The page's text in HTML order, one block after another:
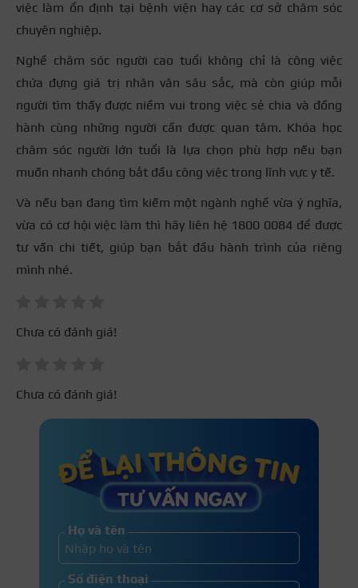
việc làm ổn định tại bệnh viện hay các cơ sở chăm sóc
chuyên nghiệp.
Nghề chăm sóc người cao tuổi không chỉ là công việc
chứa đựng giá trị nhân văn sâu sắc, mà còn giúp mỗi
người tìm thấy được niềm vui trong việc sẻ chia và đồng
hành cùng những người cần được quan tâm. Khóa học
chăm sóc người lớn tuổi là lựa chọn phù hợp nếu bạn
muốn nhanh chóng bắt đầu công việc trong lĩnh vực y tế.
Và nếu bạn đang tìm kiếm một ngành nghề vừa ý nghĩa,
vừa có cơ hội việc làm thì hãy liên hệ 1800 0084 để được
tư vấn chi tiết, giúp bạn bắt đầu hành trình của riêng
mình nhé.
Chưa có đánh giá!
Chưa có đánh giá!
Họ và tên
Số điện thoại